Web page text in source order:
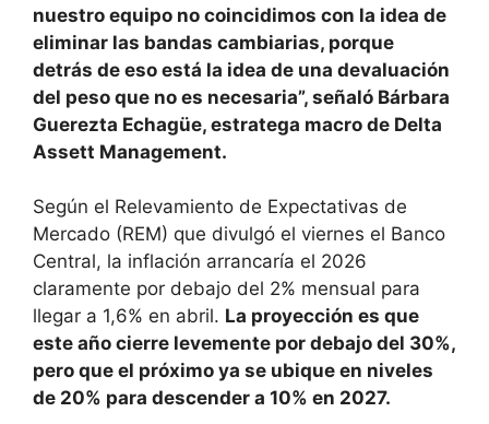
nuestro equipo no coincidimos con la idea de
eliminar las bandas cambiarias, porque
detrás de eso está la idea de una devaluación
del peso que no es necesaria”, señaló Bárbara
Guerezta Echagüe, estratega macro de Delta
Assett Management.
Según el Relevamiento de Expectativas de
Mercado (REM) que divulgó el viernes el Banco
Central, la inflación arrancaría el 2026
claramente por debajo del 2% mensual para
llegar a 1,6% en abril. La proyección es que
este año cierre levemente por debajo del 30%,
pero que el próximo ya se ubique en niveles
de 20% para descender a 10% en 2027.